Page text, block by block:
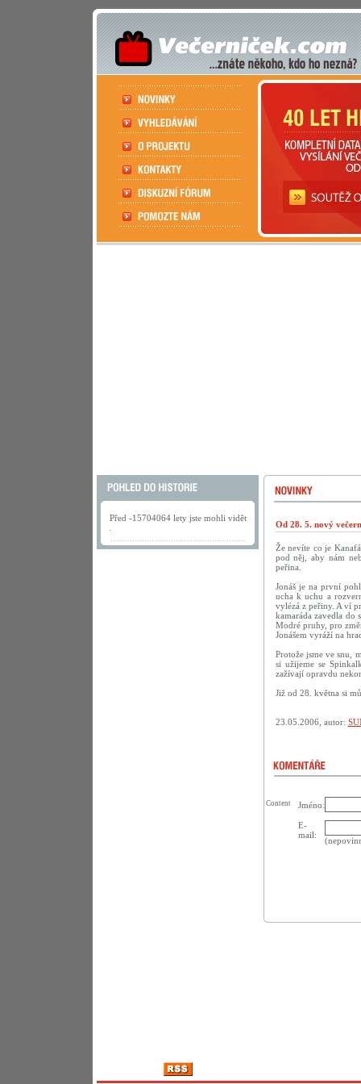
Před -15704064 lety jste mohli vidět
Od 28. 5. nový
Že nevíte co je
pod něj, aby nám
peřina.
Jonáš je na první
ucha k uchu a
vylézá z peřiny. A ví
kamaráda zavedla do
Modré pruhy, pro
Jonášem vyráží na
Protože jsme ve snu,
si užijeme se
zažívají opravdu
Již od 28. května si
23.05.2006, autor:
Jméno:
E-
mail:
Content